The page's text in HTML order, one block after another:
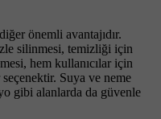
önemli avantajıdır.
silinmesi, temizliği için
hem kullanıcılar için
Suya ve neme
gibi alanlarda da güvenle